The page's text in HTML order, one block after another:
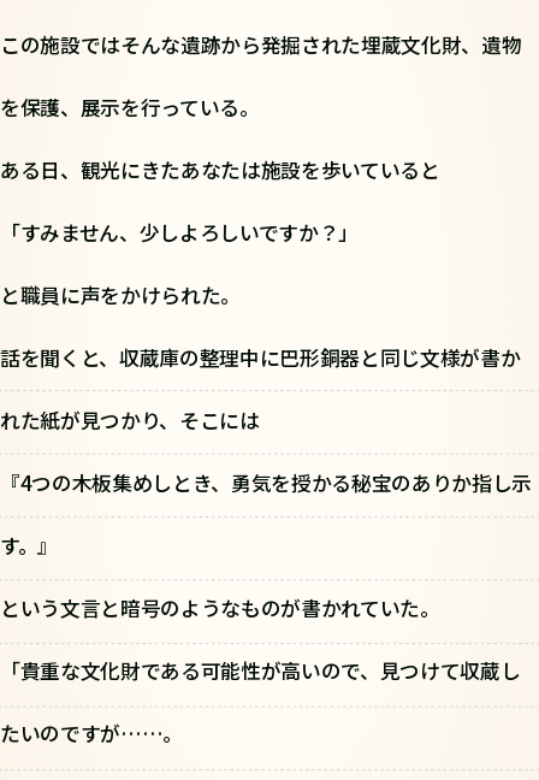
この施設ではそんな遺跡から発掘された埋蔵文化財、遺物
を保護、展示を行っている。
ある日、観光にきたあなたは施設を歩いていると
「すみません、少しよろしいですか？」
と職員に声をかけられた。
話を聞くと、収蔵庫の整理中に巴形銅器と同じ文様が書か
れた紙が見つかり、そこには
『4つの木板集めしとき、勇気を授かる秘宝のありか指し示
す。』
という文言と暗号のようなものが書かれていた。
「貴重な文化財である可能性が高いので、見つけて収蔵し
たいのですが……。